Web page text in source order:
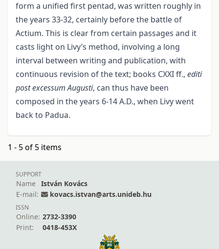
form a unified first pentad, was written roughly in
the years 33-32, certainly before the battle of
Actium. This is clear from certain passages and it
casts light on Livy’s method, involving a long
interval between writing and publication, with
continuous revision of the text; books CXXI ff., editi
post excessum Augusti, can thus have been
composed in the years 6-14 A.D., when Livy went
back to Padua.
1 - 5 of 5 items
SUPPORT
Name
István Kovács
E-mail:
kovacs.istvan@arts.unideb.hu
ISSN
Online: 2732-3390
Print:
0418-453X